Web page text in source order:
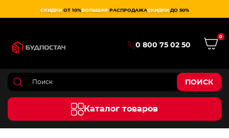
СКИДКИ ОТ 10%БОЛЬШАЯ РАСПРОДАЖАСКИДКИ ДО 50%
0 800 75 02 50
0
ПОИСК
Каталог товаров